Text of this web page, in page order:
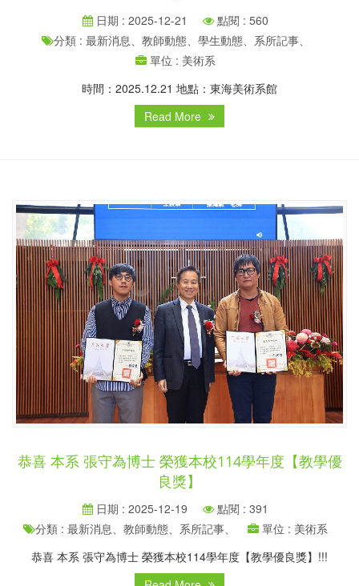
日期 : 2025-12-21
點閱 : 560
分類 : 最新消息、教師動態、學生動態、系所記事、
單位 : 美術系
時間：2025.12.21 地點：東海美術系館
Read More
恭喜 本系 張守為博士 榮獲本校114學年度【教學優
良獎】
日期 : 2025-12-19
點閱 : 391
分類 : 最新消息、教師動態、系所記事、
單位 : 美術系
恭喜 本系 張守為博士 榮獲本校114學年度【教學優良獎】!!!